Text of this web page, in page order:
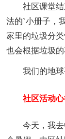
社区课堂结
法的`小册子，
家里的垃圾分
也会根据垃圾
我们的地球
社区活动心
今天，我去